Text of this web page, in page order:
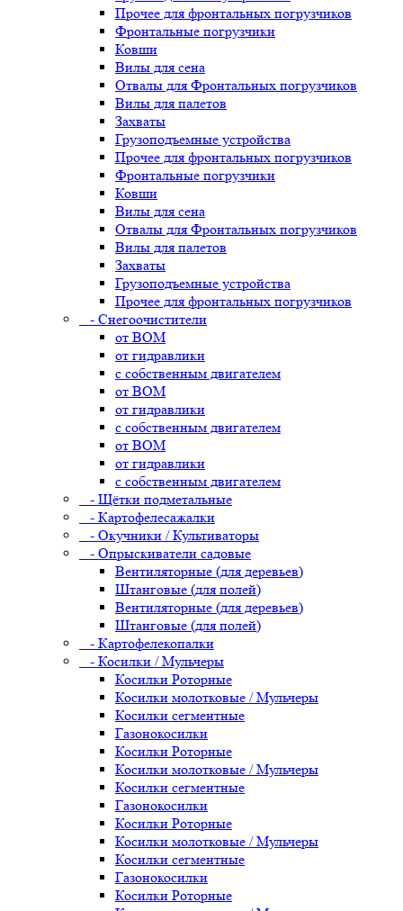
Прочее для фронтальных погрузчиков
Фронтальные погрузчики
Ковши
Вилы для сена
Отвалы для Фронтальных погрузчиков
Вилы для палетов
Захваты
Грузоподъемные устройства
Прочее для фронтальных погрузчиков
Фронтальные погрузчики
Ковши
Вилы для сена
Отвалы для Фронтальных погрузчиков
Вилы для палетов
Захваты
Грузоподъемные устройства
Прочее для фронтальных погрузчиков
- Снегоочистители
от ВОМ
от гидравлики
с собственным двигателем
от ВОМ
от гидравлики
с собственным двигателем
от ВОМ
от гидравлики
с собственным двигателем
- Щётки подметальные
- Картофелесажалки
- Окучники / Культиваторы
- Опрыскиватели садовые
Вентиляторные (для деревьев)
Штанговые (для полей)
Вентиляторные (для деревьев)
Штанговые (для полей)
- Картофелекопалки
- Косилки / Мульчеры
Косилки Роторные
Косилки молотковые / Мульчеры
Косилки сегментные
Газонокосилки
Косилки Роторные
Косилки молотковые / Мульчеры
Косилки сегментные
Газонокосилки
Косилки Роторные
Косилки молотковые / Мульчеры
Косилки сегментные
Газонокосилки
Косилки Роторные